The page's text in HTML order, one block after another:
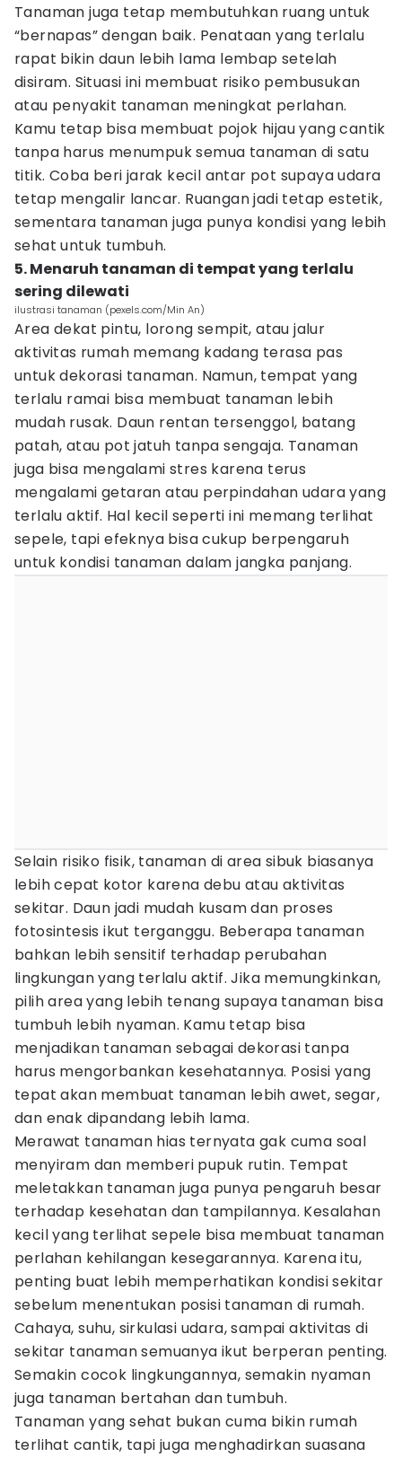
Tanaman juga tetap membutuhkan ruang untuk
“bernapas” dengan baik. Penataan yang terlalu
rapat bikin daun lebih lama lembap setelah
disiram. Situasi ini membuat risiko pembusukan
atau penyakit tanaman meningkat perlahan.
Kamu tetap bisa membuat pojok hijau yang cantik
tanpa harus menumpuk semua tanaman di satu
titik. Coba beri jarak kecil antar pot supaya udara
tetap mengalir lancar. Ruangan jadi tetap estetik,
sementara tanaman juga punya kondisi yang lebih
sehat untuk tumbuh.
5. Menaruh tanaman di tempat yang terlalu
sering dilewati
ilustrasi tanaman (pexels.com/Min An)
Area dekat pintu, lorong sempit, atau jalur
aktivitas rumah memang kadang terasa pas
untuk dekorasi tanaman. Namun, tempat yang
terlalu ramai bisa membuat tanaman lebih
mudah rusak. Daun rentan tersenggol, batang
patah, atau pot jatuh tanpa sengaja. Tanaman
juga bisa mengalami stres karena terus
mengalami getaran atau perpindahan udara yang
terlalu aktif. Hal kecil seperti ini memang terlihat
sepele, tapi efeknya bisa cukup berpengaruh
untuk kondisi tanaman dalam jangka panjang.
Selain risiko fisik, tanaman di area sibuk biasanya
lebih cepat kotor karena debu atau aktivitas
sekitar. Daun jadi mudah kusam dan proses
fotosintesis ikut terganggu. Beberapa tanaman
bahkan lebih sensitif terhadap perubahan
lingkungan yang terlalu aktif. Jika memungkinkan,
pilih area yang lebih tenang supaya tanaman bisa
tumbuh lebih nyaman. Kamu tetap bisa
menjadikan tanaman sebagai dekorasi tanpa
harus mengorbankan kesehatannya. Posisi yang
tepat akan membuat tanaman lebih awet, segar,
dan enak dipandang lebih lama.
Merawat tanaman hias ternyata gak cuma soal
menyiram dan memberi pupuk rutin. Tempat
meletakkan tanaman juga punya pengaruh besar
terhadap kesehatan dan tampilannya. Kesalahan
kecil yang terlihat sepele bisa membuat tanaman
perlahan kehilangan kesegarannya. Karena itu,
penting buat lebih memperhatikan kondisi sekitar
sebelum menentukan posisi tanaman di rumah.
Cahaya, suhu, sirkulasi udara, sampai aktivitas di
sekitar tanaman semuanya ikut berperan penting.
Semakin cocok lingkungannya, semakin nyaman
juga tanaman bertahan dan tumbuh.
Tanaman yang sehat bukan cuma bikin rumah
terlihat cantik, tapi juga menghadirkan suasana